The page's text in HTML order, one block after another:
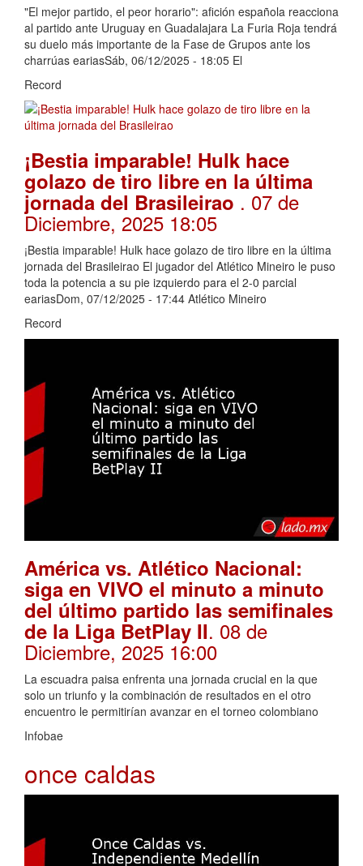
"El mejor partido, el peor horario": afición española reacciona
al partido ante Uruguay en Guadalajara La Furia Roja tendrá
su duelo más importante de la Fase de Grupos ante los
charrúas eariasSáb, 06/12/2025 - 18:05 El
Record
¡Bestia imparable! Hulk hace
golazo de tiro libre en la última
jornada del Brasileirao . 07 de
Diciembre, 2025 18:05
¡Bestia imparable! Hulk hace golazo de tiro libre en la última
jornada del Brasileirao El jugador del Atlético Mineiro le puso
toda la potencia a su pie izquierdo para el 2-0 parcial
eariasDom, 07/12/2025 - 17:44 Atlético Mineiro
Record
América vs. Atlético Nacional:
siga en VIVO el minuto a minuto
del último partido las semifinales
de la Liga BetPlay II. 08 de
Diciembre, 2025 16:00
La escuadra paisa enfrenta una jornada crucial en la que
solo un triunfo y la combinación de resultados en el otro
encuentro le permitirían avanzar en el torneo colombiano
Infobae
once caldas